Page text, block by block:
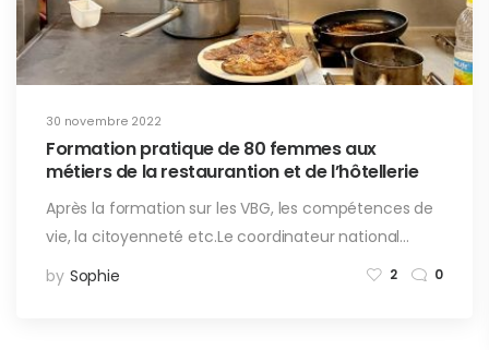
30 novembre 2022
Formation pratique de 80 femmes aux
métiers de la restaurantion et de l’hôtellerie
Après la formation sur les VBG, les compétences de
vie, la citoyenneté etc.Le coordinateur national…
by Sophie 2 0